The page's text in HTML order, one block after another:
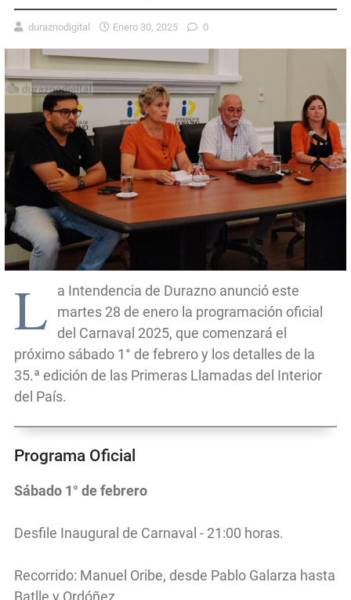
duraznodigital Enero 30, 2025 0
L
a Intendencia de Durazno anunció este
martes 28 de enero la programación oficial
del Carnaval 2025, que comenzará el
próximo sábado 1° de febrero y los detalles de la
35.ª edición de las Primeras Llamadas del Interior
del País.
Programa Oficial
Sábado 1° de febrero
Desfile Inaugural de Carnaval - 21:00 horas.
Recorrido: Manuel Oribe, desde Pablo Galarza hasta